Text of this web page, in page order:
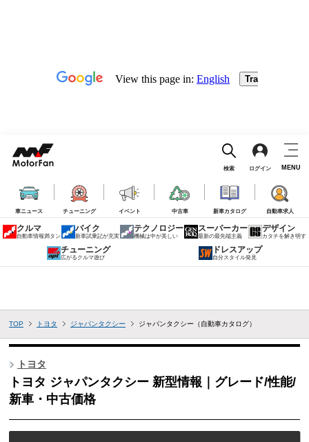
車ニュース チューニング イベント 中古車 新車カタログ 自動車求人
検索 ログイン MENU
クルマ
自動車情報満タン
バイク
新車試乗記が充実
テクノロジー
機械は中が美しい
スーパーカー
最新の最先端主義
デザイン
カタチを解き明す
チューニング
広がるクルマ遊び
ドレスアップ
自分スタイル発見
TOP トヨタ ジャパンタクシー ジャパンタクシー（自動車カタログ）
トヨタ
トヨタ ジャパンタクシー 新型情報｜グレード/性能/
新車・中古価格